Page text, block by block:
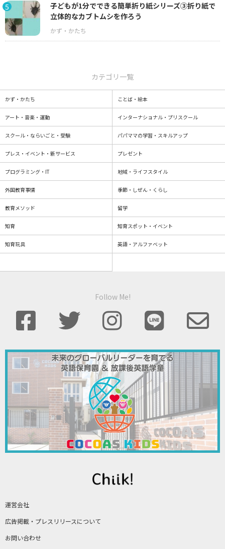
5
子どもが1分でできる簡単折り紙シリーズ③折り紙で
立体的なカブトムシを作ろう
運営会社
広告掲載・プレスリリースについて
お問い合わせ
カテゴリ一覧
かず・かたち ことば・絵本
アート・音楽・運動 インターナショナル・プリスクール
スクール・ならいごと・受験 パパママの学習・スキルアップ
プレス・イベント・新サービス プレゼント
プログラミング・IT 地域・ライフスタイル
外国教育事情 季節・しぜん・くらし
教育メソッド 留学
知育 知育スポット・イベント
知育玩具 英語・アルファベット
Follow Me!